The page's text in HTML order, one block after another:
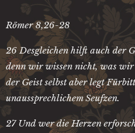
Römer 8,26-28
26 Desgleichen hilft auch der
denn wir wissen nicht, was
der Geist selbst aber legt
unaussprechlichem Seufzen.
27 Und wer die Herzen